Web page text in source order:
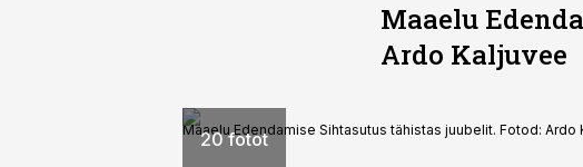
Maaelu
Ardo Kaljuvee
20 fotot
Maaelu Edendamise Sihtasutus tähistas juubelit. Fotod: Ardo